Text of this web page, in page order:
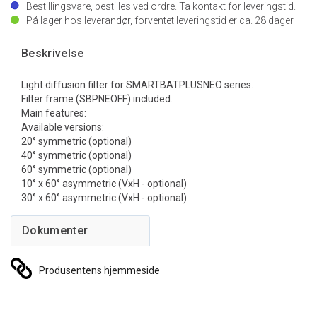
Bestillingsvare, bestilles ved ordre. Ta kontakt for leveringstid.
På lager hos leverandør, forventet leveringstid er ca. 28 dager
Beskrivelse
Light diffusion filter for SMARTBATPLUSNEO series.
Filter frame (SBPNEOFF) included.
Main features:
Available versions:
20° symmetric (optional)
40° symmetric (optional)
60° symmetric (optional)
10° x 60° asymmetric (VxH - optional)
30° x 60° asymmetric (VxH - optional)
Produsentens hjemmeside